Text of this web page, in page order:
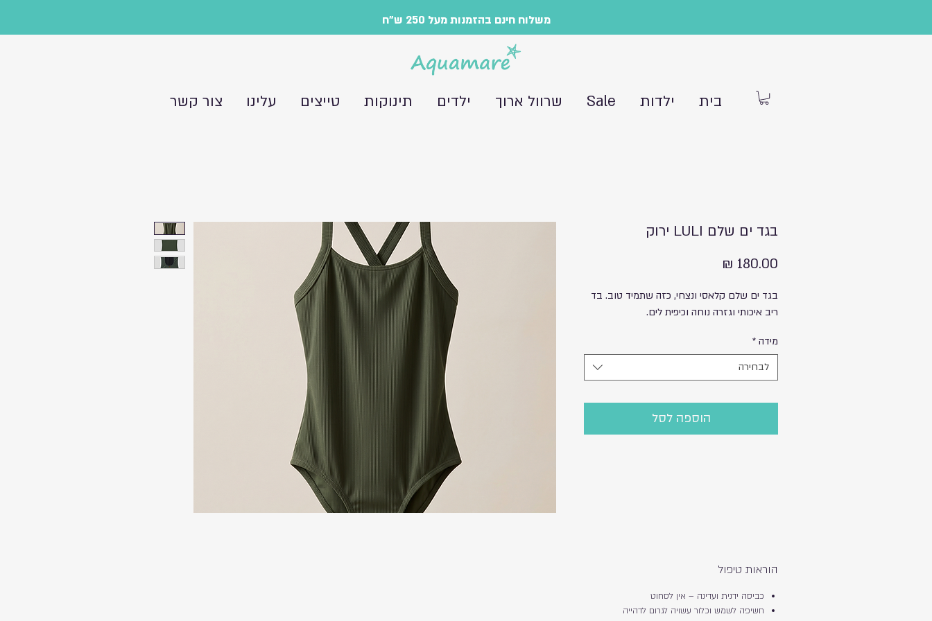
משלוח חינם בהזמנות מעל 250 ש"ח
בית ילדות Sale שרוול ארוך ילדים תינוקות טייצים עלינו צור קשר
בגד ים שלם LULI ירוק
בגד ים שלם קלאסי ונצחי, כזה שתמיד טוב. בד
ריב איכותי וגזרה נוחה וכיפית לים.
מידה *
לבחירה
הוספה לסל
הוראות טיפול
כביסה ידנית ועדינה – אין לסחוט
חשיפה לשמש וכלור עשויה לגרום לדהייה